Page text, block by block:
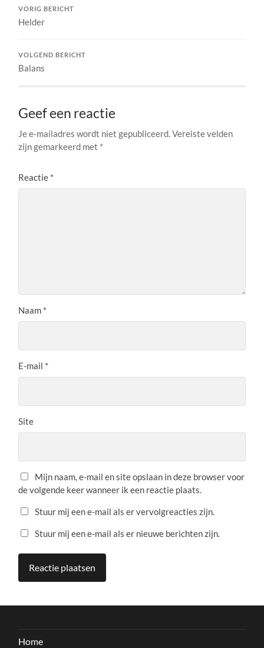
VORIG BERICHT
Helder
VOLGEND BERICHT
Balans
Geef een reactie
Je e-mailadres wordt niet gepubliceerd.Vereiste velden
zijn gemarkeerd met *
Reactie *
Naam *
E-mail *
Site
Mijn naam, e-mail en site opslaan in deze browser voor
de volgende keer wanneer ik een reactie plaats.
Stuur mij een e-mail als er vervolgreacties zijn.
Stuur mij een e-mail als er nieuwe berichten zijn.
Home